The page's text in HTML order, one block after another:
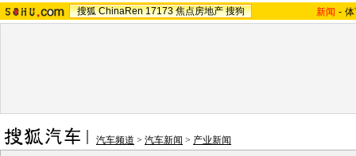
搜狐 ChinaRen 17173 焦点房地产 搜狗 新闻 -
汽车频道 > 汽车新闻 > 产业新闻